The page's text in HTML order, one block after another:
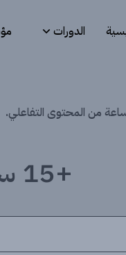
الدورات
+15 ساعة من المحتوى التفاعلي.